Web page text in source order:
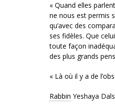
« Quand elles
ne nous est permis
qu’avec des
ses fidèles. Que
toute façon
des plus grands
« Là où il y a de
Rabbin Yeshaya